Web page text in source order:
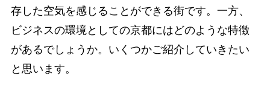
存した空気を感じることができる街です。一方、
ビジネスの環境としての京都にはどのような特徴
があるでしょうか。いくつかご紹介していきたい
と思います。